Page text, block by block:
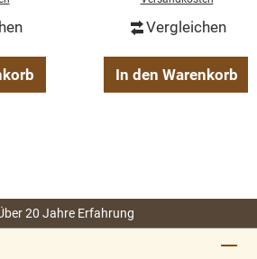
Vergleichen
In den Warenkorb
20 Jahre Erfahrung